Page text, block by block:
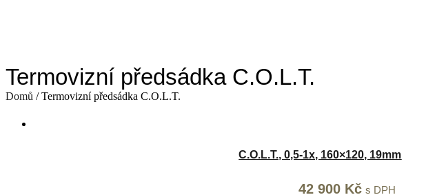
Termovizní předsádka C.O.L.T.
Domů / Termovizní předsádka C.O.L.T.
C.O.L.T., 0,5-1x, 160×120, 19mm
Původní
42 900 KčAktuální
s DPH